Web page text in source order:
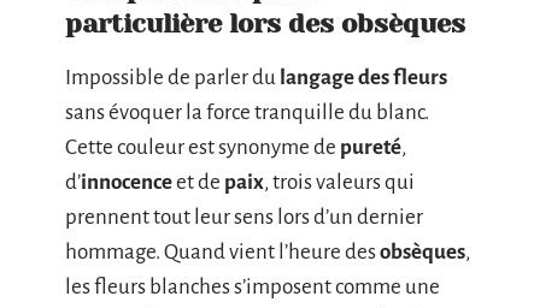
particulière lors des obsèques
Impossible de parler du langage des fleurs
sans évoquer la force tranquille du blanc.
Cette couleur est synonyme de pureté,
d’innocenceet de paix, trois valeurs qui
prennent tout leur sens lors d’un dernier
hommage. Quand vient l’heure desobsèques,
les fleurs blanches s’imposent comme une